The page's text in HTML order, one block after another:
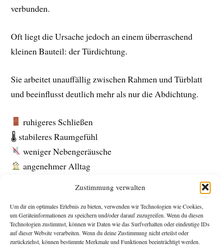
Zustimmung verwalten
Um dir ein optimales Erlebnis zu bieten, verwenden wir Technologien wie Cookies,
um Geräteinformationen zu speichern und/oder darauf zuzugreifen. Wenn du diesen
Technologien zustimmst, können wir Daten wie das Surfverhalten oder eindeutige IDs
auf dieser Website verarbeiten. Wenn du deine Zustimmung nicht erteilst oder
zurückziehst, können bestimmte Merkmale und Funktionen beeinträchtigt werden.
verbunden.
Oft liegt die Ursache jedoch an einem überraschend
kleinen Bauteil: der Türdichtung.
Sie arbeitet unauffällig zwischen Rahmen und Türblatt
und beeinflusst deutlich mehr als nur die Abdichtung.
ruhigeres Schließen
🌡 stabileres Raumgefühl
weniger Nebengeräusche
angenehmer Alltag
Energiefragen
Beim Thema Türdichtung denken viele zuerst an